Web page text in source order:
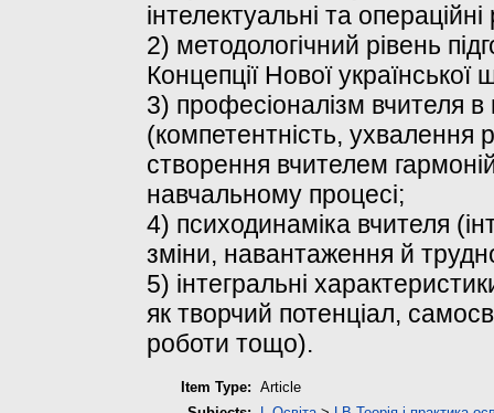
інтелектуальні та
2) методологічний рівень
Концепції Нової української
3) професіоналізм вчителя в
(компетентність, ухвалення
створення вчителем
навчальному процесі;
4) психодинаміка вчителя
зміни, навантаження й
5) інтегральні
як творчий потенціал,
роботи тощо).
Item Type: Article